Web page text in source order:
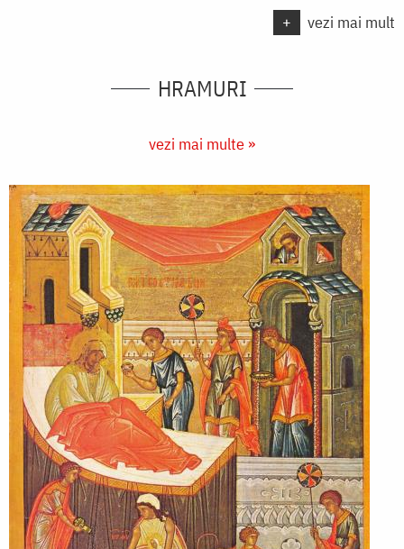
+ vezi mai mult
HRAMURI
vezi mai multe »